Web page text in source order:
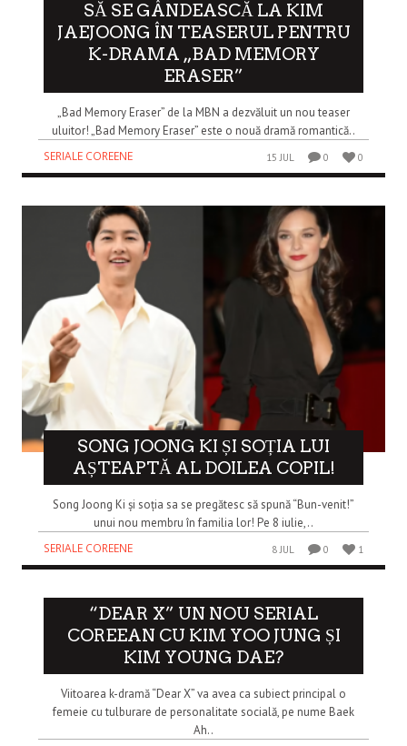
SĂ SE GÂNDEASCĂ LA KIM
JAEJOONG ÎN TEASERUL PENTRU
K-DRAMA „BAD MEMORY
ERASER”
„Bad Memory Eraser” de la MBN a dezvăluit un nou teaser
uluitor! „Bad Memory Eraser” este o nouă dramă romantică..
SERIALE COREENE
15 JUL 0 0
SONG JOONG KI ȘI SOȚIA LUI
AȘTEAPTĂ AL DOILEA COPIL!
Song Joong Ki și soția sa se pregătesc să spună “Bun-venit!”
unui nou membru în familia lor! Pe 8 iulie,..
SERIALE COREENE
8 JUL 0 1
“DEAR X” UN NOU SERIAL
COREEAN CU KIM YOO JUNG ȘI
KIM YOUNG DAE?
Viitoarea k-dramă “Dear X” va avea ca subiect principal o
femeie cu tulburare de personalitate socială, pe nume Baek
Ah..